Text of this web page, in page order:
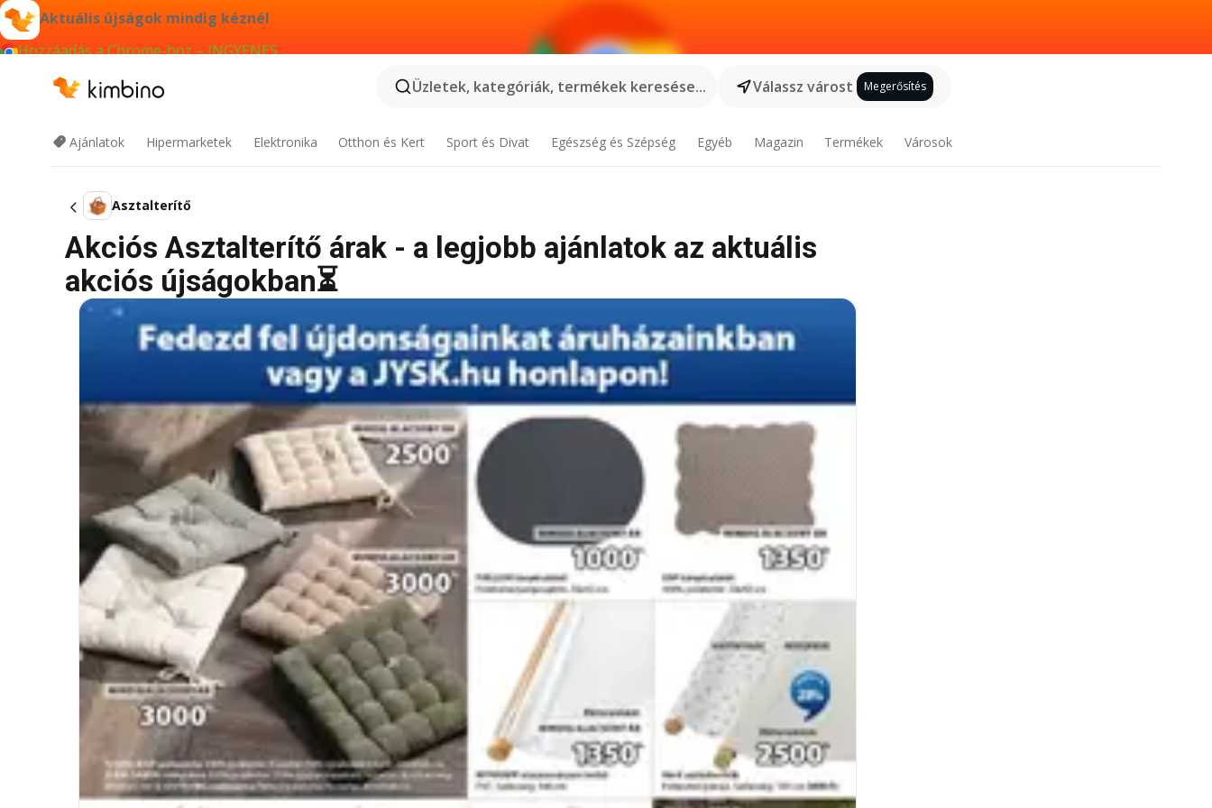
Aktuális újságok mindig kéznél
Hozzáadás a Chrome-hoz – INGYENES
Üzletek, kategóriák, termékek keresése...
Válassz várost Megerősítés
Ajánlatok Hipermarketek Elektronika Otthon és Kert Sport és Divat Egészség és Szépség Egyéb Magazin Termékek Városok
Asztalterítő
Akciós Asztalterítő árak - a legjobb ajánlatok az aktuális
akciós újságokban⏳